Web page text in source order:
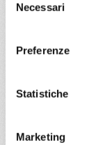
delNecessari
Preferenze
Statistiche
Marketing
Valletta,